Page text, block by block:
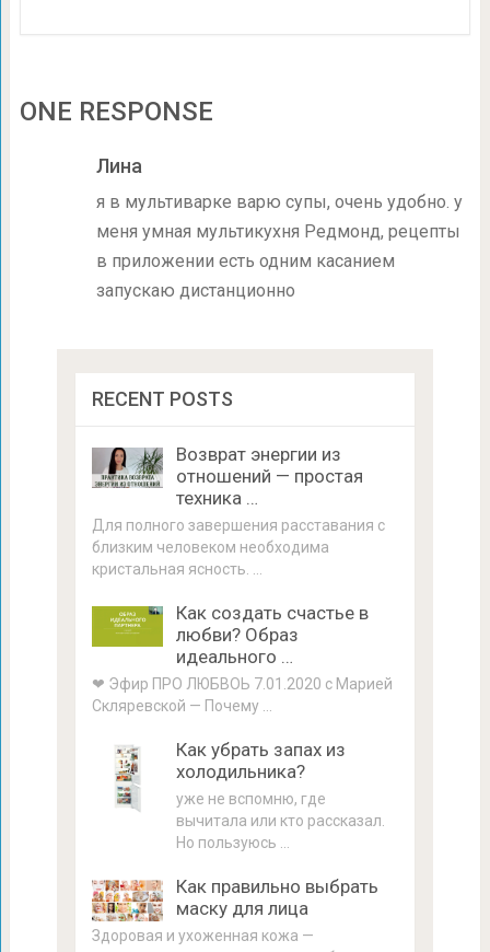
ONE RESPONSE
Лина
я в мультиварке варю супы, очень удобно. у
меня умная мультикухня Редмонд, рецепты
в приложении есть одним касанием
запускаю дистанционно
RECENT POSTS
Возврат энергии из
отношений — простая
техника …
Для полного завершения расставания с
близким человеком необходима
кристальная ясность. …
Как создать счастье в
любви? Образ
идеального …
❤ Эфир ПРО ЛЮБВОЬ 7.01.2020 с Марией
Скляревской — Почему …
Как убрать запах из
холодильника?
уже не вспомню, где
вычитала или кто рассказал.
Но пользуюсь …
Как правильно выбрать
маску для лица
Здоровая и ухоженная кожа —